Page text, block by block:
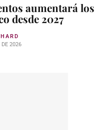
aumentará los
desde 2027
DE 2026